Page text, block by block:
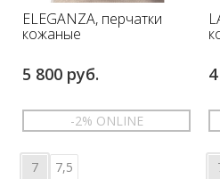
ELEGANZA, перчатки
кожаные
5 800 руб.
-2% ONLINE
7 7,5